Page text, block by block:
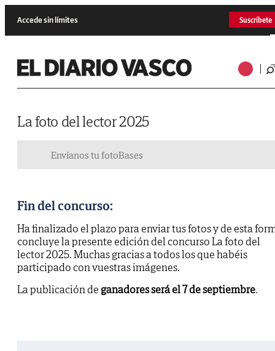
Accede sin límites Suscríbete
La foto del lector 2025
Envíanos tu fotoBases
Fin del concurso:
Ha finalizado el plazo para enviar tus fotos y de esta
concluye la presente edición del concurso La foto del
lector 2025. Muchas gracias a todos los que habéis
participado con vuestras imágenes.
La publicación de ganadores será el 7 de septiembre.